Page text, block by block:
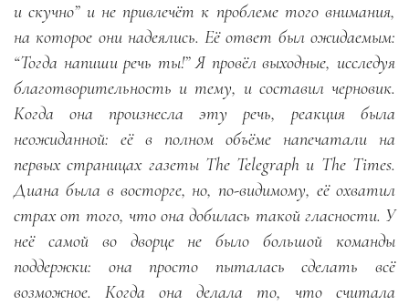
и скучно” и не привлечёт к проблеме того внимания,
на которое они надеялись. Её ответ был ожидаемым:
“Тогда напиши речь ты!” Я провёл выходные, исследуя
благотворительность и тему, и составил черновик.
Когда она произнесла эту речь, реакция была
неожиданной: её в полном объёме напечатали на
первых страницах газеты The Telegraph и The Times.
Диана была в восторге, но, по-видимому, её охватил
страх от того, что она добилась такой гласности. У
неё самой во дворце не было большой команды
поддержки: она просто пыталась сделать всё
возможное. Когда она делала то, что считала